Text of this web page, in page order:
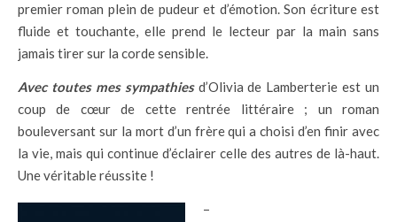
premier roman plein de pudeur et d’émotion. Son écriture est
fluide et touchante, elle prend le lecteur par la main sans
jamais tirer sur la corde sensible.
Avec toutes mes sympathiesd’Olivia de Lamberterie est un
coup de cœur de cette rentrée littéraire ; un roman
bouleversant sur la mort d’un frère qui a choisi d’en finir avec
la vie, mais qui continue d’éclairer celle des autres de là-haut.
Une véritable réussite !
–